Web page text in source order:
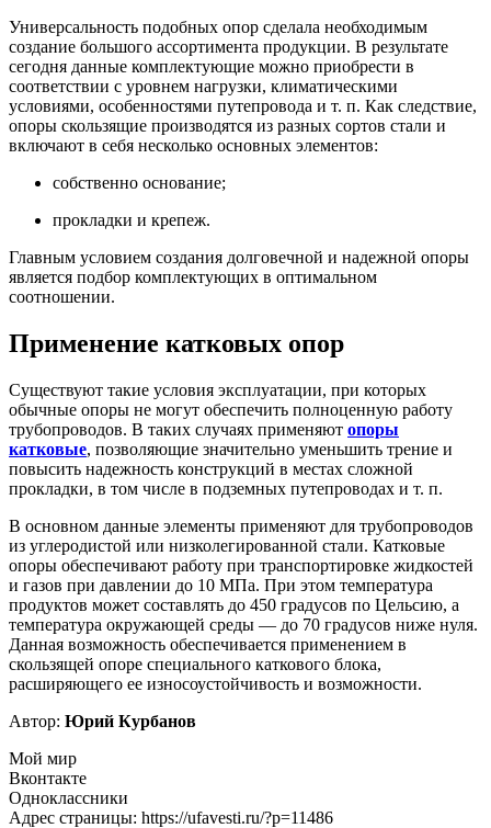
Универсальность подобных опор сделала необходимым
создание большого ассортимента продукции. В результате
сегодня данные комплектующие можно приобрести в
соответствии с уровнем нагрузки, климатическими
условиями, особенностями путепровода и т. п. Как следствие,
опоры скользящие производятся из разных сортов стали и
включают в себя несколько основных элементов:
собственно основание;
прокладки и крепеж.
Главным условием создания долговечной и надежной опоры
является подбор комплектующих в оптимальном
соотношении.
Применение катковых опор
Существуют такие условия эксплуатации, при которых
обычные опоры не могут обеспечить полноценную работу
трубопроводов. В таких случаях применяют опоры
катковые, позволяющие значительно уменьшить трение и
повысить надежность конструкций в местах сложной
прокладки, в том числе в подземных путепроводах и т. п.
В основном данные элементы применяют для трубопроводов
из углеродистой или низколегированной стали. Катковые
опоры обеспечивают работу при транспортировке жидкостей
и газов при давлении до 10 МПа. При этом температура
продуктов может составлять до 450 градусов по Цельсию, а
температура окружающей среды — до 70 градусов ниже нуля.
Данная возможность обеспечивается применением в
скользящей опоре специального каткового блока,
расширяющего ее износоустойчивость и возможности.
Автор: Юрий Курбанов
Мой мир
Вконтакте
Одноклассники
Адрес страницы: https://ufavesti.ru/?p=11486